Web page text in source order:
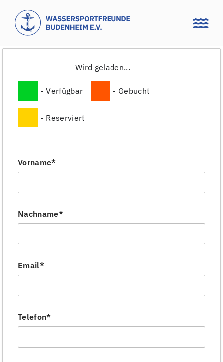
Zum
Inhalt
springen
Wird geladen...
- Verfügbar - Gebucht
- Reserviert
Vorname*
Nachname*
Email*
Telefon*